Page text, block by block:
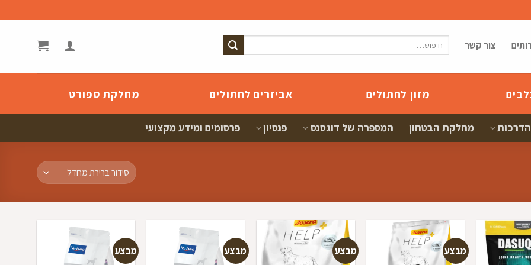
צור קשר
מזון לחתולים אביזרים לחתולים מחלקת ספורט
הדרכות מחלקת הבטחון המספרה של דוגסנס פנסיון פרסומים ומידע מקצועי
מבצע מבצע מבצע מבצע